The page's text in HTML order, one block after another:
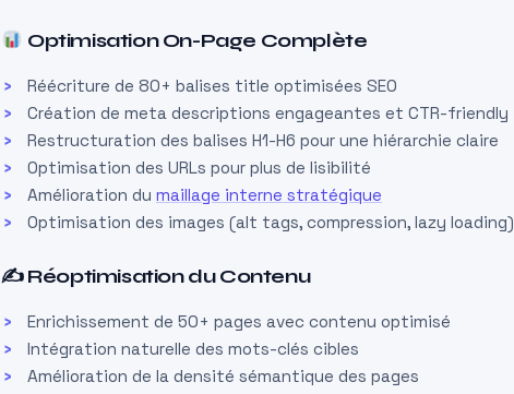
Optimisation On-Page Complète
Réécriture de 80+ balises title optimisées SEO
Création de meta descriptions engageantes et CTR-friendly
Restructuration des balises H1-H6 pour une hiérarchie claire
Optimisation des URLs pour plus de lisibilité
Amélioration du maillage interne stratégique
Optimisation des images (alt tags, compression, lazy loading)
✍️ Réoptimisation du Contenu
Enrichissement de 50+ pages avec contenu optimisé
Intégration naturelle des mots-clés cibles
Amélioration de la densité sémantique des pages